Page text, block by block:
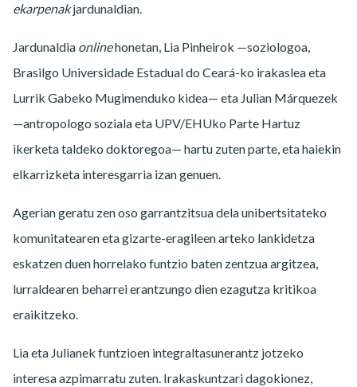
ekarpenakjardunaldian.
Jardunaldia onlinehonetan, Lia Pinheirok —soziologoa,
Brasilgo Universidade Estadual do Ceará-ko irakaslea eta
Lurrik Gabeko Mugimenduko kidea— eta Julian Márquezek
—antropologo soziala eta UPV/EHUko Parte Hartuz
ikerketa taldeko doktoregoa— hartu zuten parte, eta haiekin
elkarrizketa interesgarria izan genuen.
Agerian geratu zen oso garrantzitsua dela unibertsitateko
komunitatearen eta gizarte-eragileen arteko lankidetza
eskatzen duen horrelako funtzio baten zentzua argitzea,
lurraldearen beharrei erantzungo dien ezagutza kritikoa
eraikitzeko.
Lia eta Julianek funtzioen integraltasunerantz jotzeko
interesa azpimarratu zuten. Irakaskuntzari dagokionez,